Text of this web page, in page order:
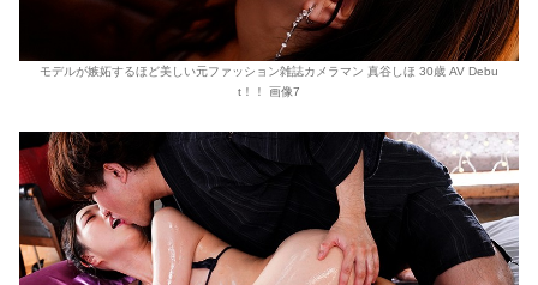
モデルが嫉妬するほど美しい元ファッション雑誌カメラマン 真谷しほ 30歳 AV Debu
t！！ 画像7